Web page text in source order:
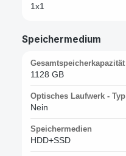
1x1
Speichermedium
Gesamtspeicherkapazität
1128 GB
Optisches Laufwerk - Typ
Nein
Speichermedien
HDD+SSD